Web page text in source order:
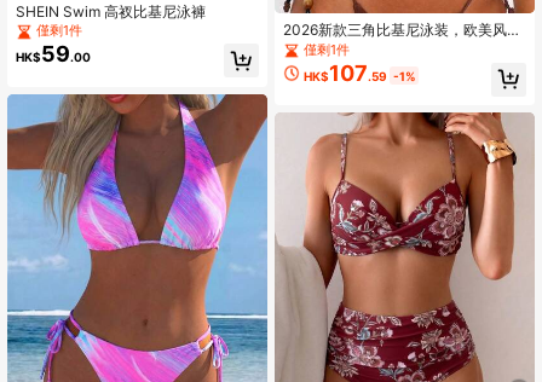
SHEIN Swim 高衩比基尼泳褲
僅剩1件
HK$59.00
2026新款三角比基尼泳装，欧美风分
体式串珠比基尼，适合夏季海滩度假
僅剩1件
HK$107.59 -1%